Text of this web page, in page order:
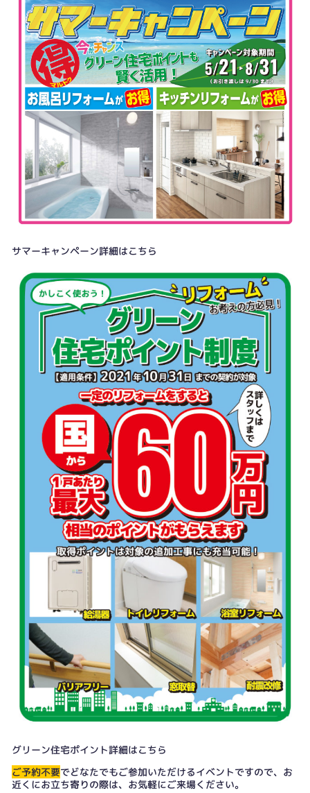
サマーキャンペーン詳細はこちら
グリーン住宅ポイント詳細はこちら
ご予約不要でどなたでもご参加いただけるイベントですので、お
近くにお立ち寄りの際は、お気軽にご来場ください。